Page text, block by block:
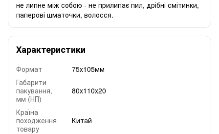
не липне між собою - не прилипає пил, дрібні смітинки,
паперові шматочки, волосся.
Характеристики
Формат
75х105мм
Габарити
пакування,
мм (НП)
80х110х20
Країна
походження
товару
Китай